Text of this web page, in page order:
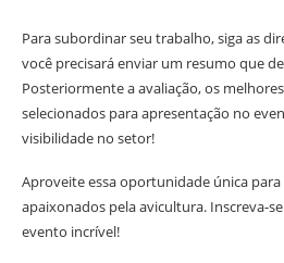
Para subordinar seu trabalho, siga as
você precisará enviar um resumo que
Posteriormente a avaliação, os
selecionados para apresentação no
visibilidade no setor!
Aproveite essa oportunidade única
apaixonados pela avicultura. Inscreva-
evento incrível!